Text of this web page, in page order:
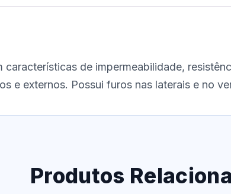
de impermeabilidade,
e externos. Possui furos nas laterais e no
Produtos